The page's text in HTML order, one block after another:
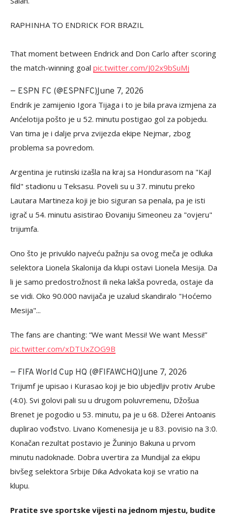
RAPHINHA TO ENDRICK FOR BRAZIL
That moment between Endrick and Don Carlo after scoring
the match-winning goal pic.twitter.com/J02x9bSuMj
— ESPN FC (@ESPNFC)June 7, 2026
Endrik je zamijenio Igora Tijaga i to je bila prava izmjena za
Anćelotija pošto je u 52. minutu postigao gol za pobjedu.
Van tima je i dalje prva zvijezda ekipe Nejmar, zbog
problema sa povredom.
Argentina je rutinski izašla na kraj sa Hondurasom na "Kajl
fild" stadionu u Teksasu. Poveli su u 37. minutu preko
Lautara Martineza koji je bio siguran sa penala, pa je isti
igrač u 54. minutu asistirao Đovaniju Simeoneu za "ovjeru"
trijumfa.
Ono što je privuklo najveću pažnju sa ovog meča je odluka
selektora Lionela Skalonija da klupi ostavi Lionela Mesija. Da
li je samo predostrožnost ili neka lakša povreda, ostaje da
se vidi. Oko 90.000 navijača je uzalud skandiralo "Hoćemo
Mesija"...
The fans are chanting: “We want Messi! We want Messi!”
pic.twitter.com/xDTUxZOG9B
— FIFA World Cup HQ (@FIFAWCHQ)June 7, 2026
Trijumf je upisao i Kurasao koji je bio ubjedljiv protiv Arube
(4:0). Svi golovi pali su u drugom poluvremenu, Džošua
Brenet je pogodio u 53. minutu, pa je u 68. Džerei Antoanis
duplirao vođstvo. Livano Komenesija je u 83. povisio na 3:0.
Konačan rezultat postavio je Žuninjo Bakuna u prvom
minutu nadoknade. Dobra uvertira za Mundijal za ekipu
bivšeg selektora Srbije Dika Advokata koji se vratio na
klupu.
Pratite sve sportske vijesti na jednom mjestu, budite